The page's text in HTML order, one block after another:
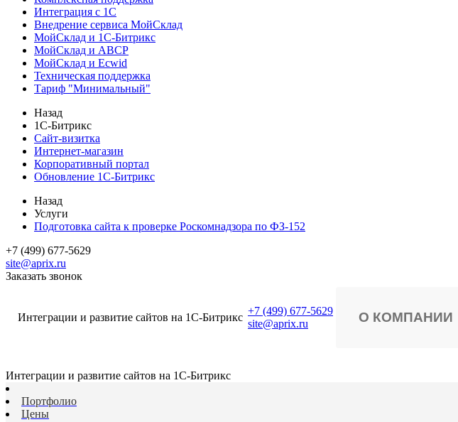
Интеграция с 1С
Внедрение сервиса МойСклад
МойСклад и 1С-Битрикс
МойСклад и ABCP
МойСклад и Ecwid
Техническая поддержка
Тариф "Минимальный"
Назад
1С-Битрикс
Сайт-визитка
Интернет-магазин
Корпоративный портал
Обновление 1С-Битрикс
Назад
Услуги
Подготовка сайта к проверке Роскомнадзора по ФЗ-152
+7 (499) 677-5629
site@aprix.ru
Заказать звонок
Интеграции и развитие сайтов на 1С-Битрикс
+7 (499) 677-5629
site@aprix.ru
О КОМПАНИИ
Интеграции и развитие сайтов на 1С-Битрикс
Портфолио
Цены